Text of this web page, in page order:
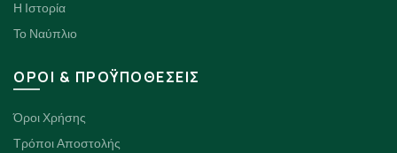
Η Ιστορία
Το Ναύπλιο
ΟΡΟΙ & ΠΡΟΫΠΟΘΕΣΕΙΣ
Όροι Χρήσης
Τρόποι Αποστολής